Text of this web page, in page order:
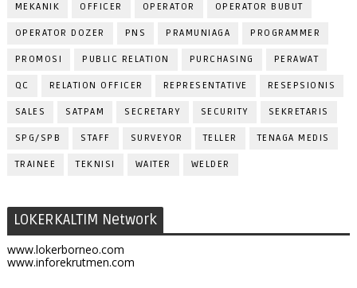
MEKANIK OFFICER OPERATOR OPERATOR BUBUT
OPERATOR DOZER PNS PRAMUNIAGA PROGRAMMER
PROMOSI PUBLIC RELATION PURCHASING PERAWAT
QC RELATION OFFICER REPRESENTATIVE RESEPSIONIS
SALES SATPAM SECRETARY SECURITY SEKRETARIS
SPG/SPB STAFF SURVEYOR TELLER TENAGA MEDIS
TRAINEE TEKNISI WAITER WELDER
LOKERKALTIM Network
www.lokerborneo.com
www.inforekrutmen.com